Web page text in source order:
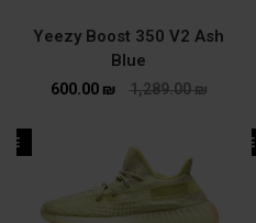
Yeezy Boost 350 V2 Ash
Blue
1,289.00₪
600.00 ₪
SALE